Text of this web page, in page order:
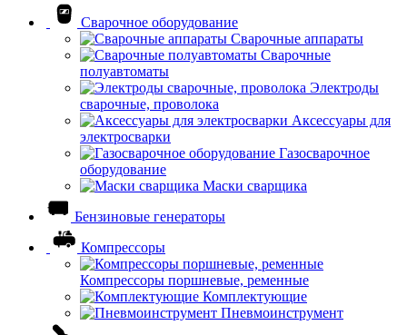
Сварочное оборудование
Сварочные аппараты
Сварочные
полуавтоматы
Электроды
сварочные, проволока
Аксессуары для
электросварки
Газосварочное
оборудование
Маски сварщика
Бензиновые генераторы
Компрессоры
Компрессоры поршневые, ременные
Комплектующие
Пневмоинструмент